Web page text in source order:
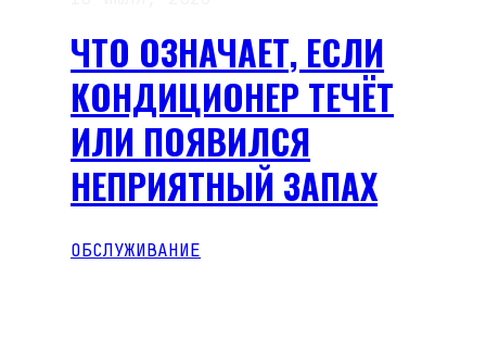
ЧТО ОЗНАЧАЕТ, ЕСЛИ
КОНДИЦИОНЕР ТЕЧЁТ
ИЛИ ПОЯВИЛСЯ
НЕПРИЯТНЫЙ ЗАПАХ
ОБСЛУЖИВАНИЕ